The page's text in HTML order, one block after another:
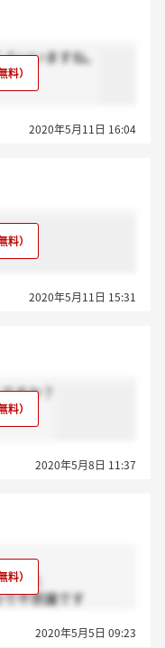
いいますね。
2020年5月11日 16:04
2020年5月11日 15:31
すか？
2020年5月8日 11:37
した
不思議です
2020年5月5日 09:23